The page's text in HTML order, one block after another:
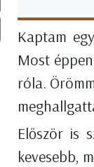
Kaptam
Most
róla.
Először is
kevesebb,